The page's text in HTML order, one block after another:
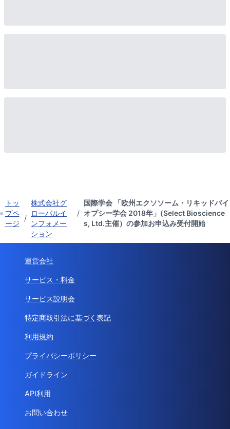
トッ
プペ
ージ
/
株式会社グ
ローバルイ
ンフォメー
ション
/
国際学会 「欧州エクソソーム・リキッドバイ
オプシー学会 2018年」(Select Bioscience
s, Ltd.主催）の参加お申込み受付開始
運営会社
サービス・料金
サービス説明会
特定商取引法に基づく表記
利用規約
プライバシーポリシー
ガイドライン
API利用
お問い合わせ